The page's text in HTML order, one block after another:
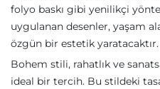
folyo baskı gibi yenilikçi
uygulanan desenler, yaşam
özgün bir estetik yaratacaktır.
Bohem stili, rahatlık ve
ideal bir tercih. Bu stildeki